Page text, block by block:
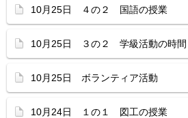
10月25日 ４の２ 国語の授業
10月25日 ３の２ 学級活動の時間
10月25日 ボランティア活動
10月24日 １の１ 図工の授業